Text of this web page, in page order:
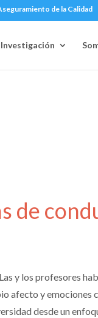
de la Calidad
Investigación
de
y los profesores
afecto y emociones
desde un